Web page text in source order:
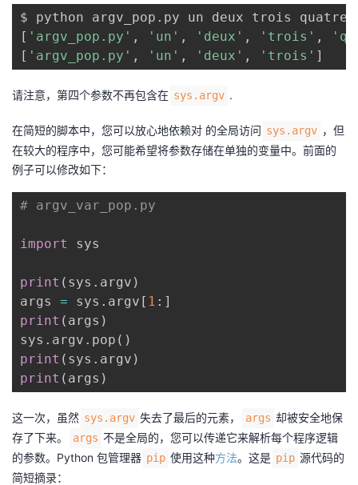
[ 'argv_pop.py' , 'un' , 'deux' , 'trois' ,
[ 'argv_pop.py' , 'un' , 'deux' , 'trois' ]
请注意，第四个参数不再包含在 sys.argv .
在简短的脚本中，您可以放心地依赖对 的全局访问 sys.argv ，但
在较大的程序中，您可能希望将参数存储在单独的变量中。前面的
例子可以修改如下：
# argv_var_pop.py
import sys
print ( sys . argv )
args = sys . argv [ 1 : ]
print ( args )
sys . argv . pop ( )
print ( sys . argv )
print ( args )
这一次，虽然 sys.argv 失去了最后的元素， args 却被安全地保
存了下来。
args 不是全局的，您可以传递它来解析每个程序逻辑
的参数。Python 包管理器 pip 使用这种方法。这是 pip 源代码的
简短摘录：